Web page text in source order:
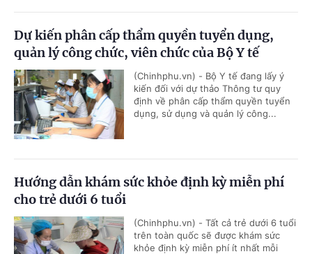
Dự kiến phân cấp thẩm quyền tuyển dụng,
quản lý công chức, viên chức của Bộ Y tế
(Chinhphu.vn) - Bộ Y tế đang lấy ý
kiến đối với dự thảo Thông tư quy
định về phân cấp thẩm quyền tuyển
dụng, sử dụng và quản lý công...
Hướng dẫn khám sức khỏe định kỳ miễn phí
cho trẻ dưới 6 tuổi
(Chinhphu.vn) - Tất cả trẻ dưới 6 tuổi
trên toàn quốc sẽ được khám sức
khỏe định kỳ miễn phí ít nhất mỗi